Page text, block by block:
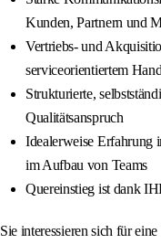
Kunden, Partnern und
Vertriebs- und
serviceorientiertem
Strukturierte,
Qualitätsanspruch
Idealerweise Erfahrung
im Aufbau von Teams
Quereinstieg ist dank
Sie interessieren sich für